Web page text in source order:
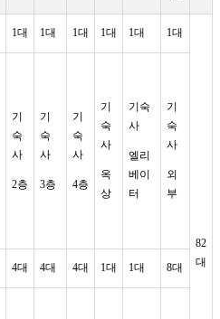
1대 1대 1대 1대 1대 1대
82
대
기
숙
사
2층
기
숙
사
3층
기
숙
사
4층
기
숙
사
옥
상
기숙
사
엘리
베이
터
기
숙
사
외
부
4대 4대 4대 1대 1대 8대